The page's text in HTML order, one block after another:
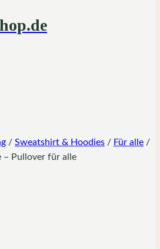
/ Sweatshirt & Hoodies / Für alle /
– Pullover für alle